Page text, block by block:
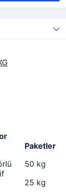
Paketler
50 kg
25 kg